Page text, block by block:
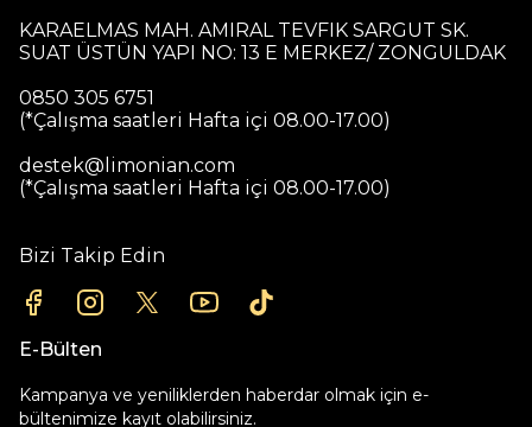
KARAELMAS MAH. AMIRAL TEVFIK SARGUT SK.
SUAT ÜSTÜN YAPI NO: 13 E MERKEZ/ ZONGULDAK
0850 305 6751
(*Çalışma saatleri Hafta içi 08.00-17.00)
destek@limonian.com
(*Çalışma saatleri Hafta içi 08.00-17.00)
Bizi Takip Edin
E-Bülten
Kampanya ve yeniliklerden haberdar olmak için e-
bültenimize kayıt olabilirsiniz.